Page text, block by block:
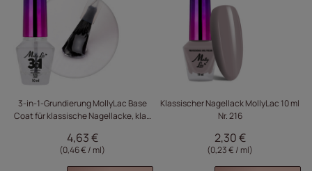
3-in-1-Grundierung MollyLac Base
Coat für klassische Nagellacke, klar,
4,63 €
(0,46 € / ml)
Klassischer Nagellack MollyLac 10 ml
Nr. 216
2,30 €
(0,23 € / ml)